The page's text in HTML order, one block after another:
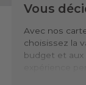
Vous
Avec nos
choisissez la
budget et aux